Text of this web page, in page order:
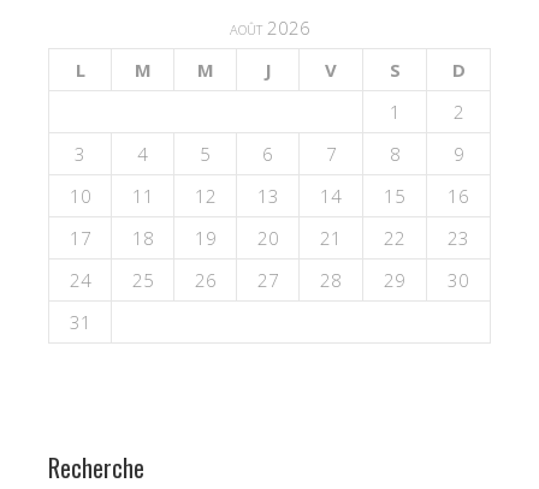
août 2026
L
M M J V S
D
1
2
3
4 5 6 7 8
9
10
11 12 13 14 15
16
17
18 19 20 21 22
23
24
25 26 27 28 29
30
31
Recherche